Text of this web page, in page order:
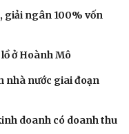
giải ngân 100% vốn
ở Hoành Mô
nhà nước giai đoạn
doanh có doanh thu